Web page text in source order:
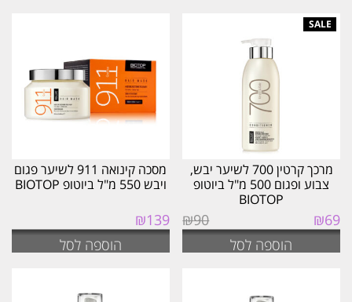
מרכך קרטין 700 לשיער יבש,
צבוע ופגום 500 מ"ל ביוטופ
BIOTOP
₪90
המחיר
המקורי
₪69
הנוכחי
הוספה לסל
מסכה קינואה 911 לשיער פגום
ויבש 550 מ"ל ביוטופ BIOTOP
₪139
הוספה לסל